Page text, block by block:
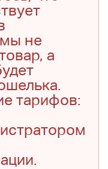
не
а
тарифов: